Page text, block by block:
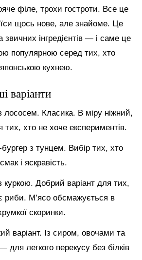
філе, трохи гостроти. Все це
їси щось нове, але знайоме. Це
звичних інгредієнтів — і саме це
популярною серед тих, хто
кухнею.
варіанти
лососем. Класика. В міру ніжний,
тих, хто не хоче експериментів.
бургер з тунцем. Вибір тих, хто
і яскравість.
куркою. Добрий варіант для тих,
риби. М’ясо обсмажується в
скоринки.
варіант. Із сиром, овочами та
для легкого перекусу без білків